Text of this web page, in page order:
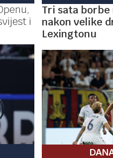
i
Tri sata borbe
nakon velike
Lexingtonu